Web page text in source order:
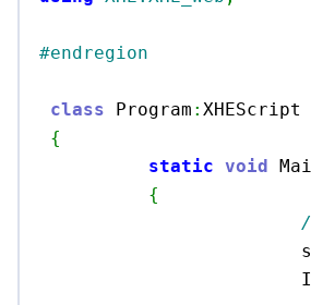
#endregion
class Program : XHEScript
{
static void
{